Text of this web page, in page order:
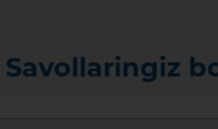
Savollaringiz